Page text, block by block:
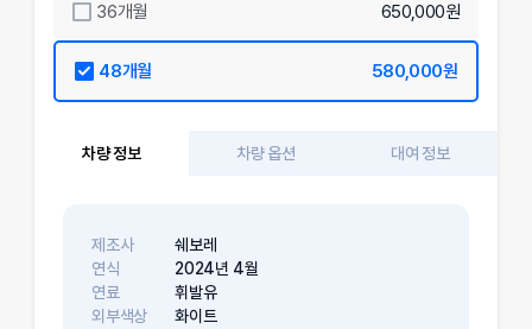
36개월 650,000원
48개월 580,000원
차량 정보 차량 옵션 대여 정보
제조사
쉐보레
연식
2024년 4월
연료
휘발유
외부색상
화이트